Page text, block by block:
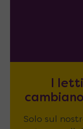
I
Solo sul